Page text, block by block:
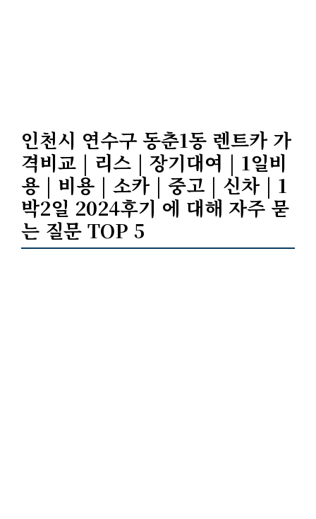
인천시 연수구 동춘1동 렌트카 가
격비교 | 리스 | 장기대여 | 1일비
용 | 비용 | 소카 | 중고 | 신차 | 1
박2일 2024후기 에 대해 자주 묻
는 질문 TOP 5